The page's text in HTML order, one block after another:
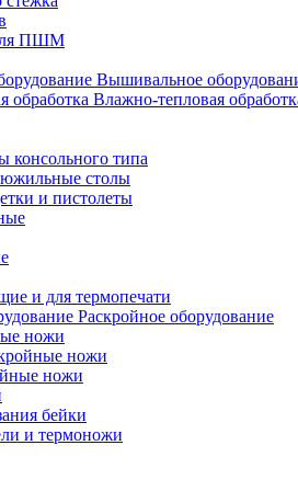
ПШМ
Вышивальное
Влажно-тепловая
типа
столы
и пистолеты
и для термопечати
Раскройное оборудование
ножи
ножи
ножи
бейки
и термоножи